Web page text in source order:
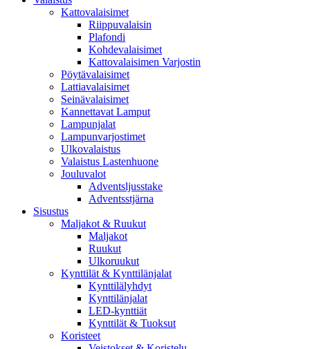
Kattovalaisimet
Riippuvalaisin
Plafondi
Kohdevalaisimet
Kattovalaisimen Varjostin
Pöytävalaisimet
Lattiavalaisimet
Seinävalaisimet
Kannettavat Lamput
Lampunjalat
Lampunvarjostimet
Ulkovalaistus
Valaistus Lastenhuone
Jouluvalot
Adventsljusstake
Adventsstjärna
Sisustus
Maljakot & Ruukut
Maljakot
Ruukut
Ulkoruukut
Kynttilät & Kynttilänjalat
Kynttilälyhdyt
Kynttilänjalat
LED-kynttiät
Kynttilät & Tuoksut
Koristeet